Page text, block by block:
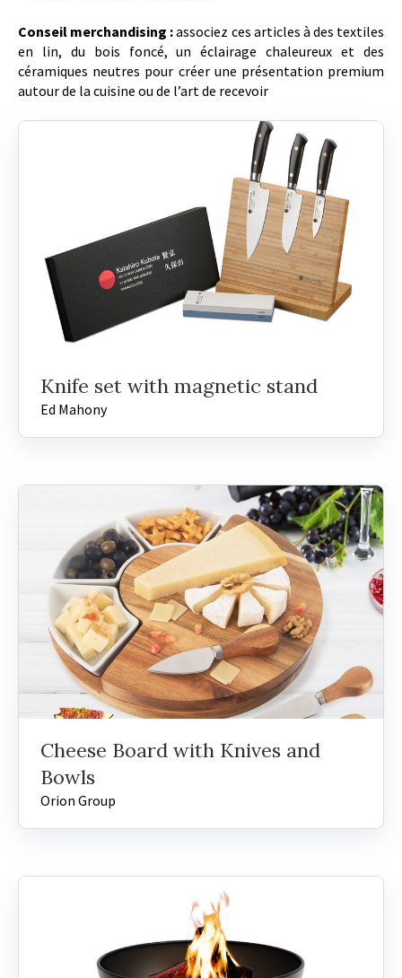
Conseil merchandising :associez ces articles à des textiles
en lin, du bois foncé, un éclairage chaleureux et des
céramiques neutres pour créer une présentation premium
autour de la cuisine ou de l’art de recevoir
Knife set with magnetic stand
Ed Mahony
Cheese Board with Knives and
Bowls
Orion Group